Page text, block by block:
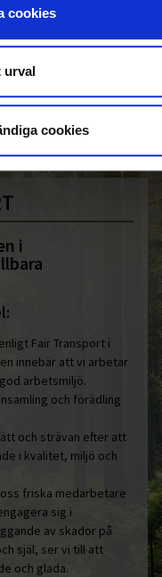
cookies
urval
cookies
i
Fair Transport i
innebär att vi arbetar
arbetsmiljö.
och förädling
och strävan efter att
i kvalitet, miljö och
friska medarbetare
sig i
av skador på
själ, ser vi till att
och glada.